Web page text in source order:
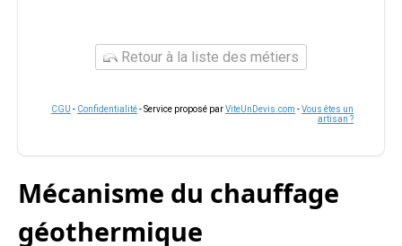
Retour à la liste des métiers
CGU - Confidentialité- Service proposé parViteUnDevis.com -Vous êtes un
artisan ?
Mécanisme du chauffage
géothermique